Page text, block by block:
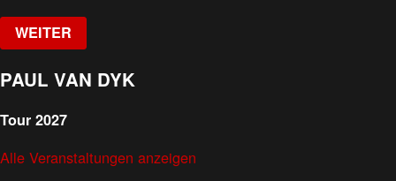
WEITER
PAUL VAN DYK
Tour 2027
Alle Veranstaltungen anzeigen